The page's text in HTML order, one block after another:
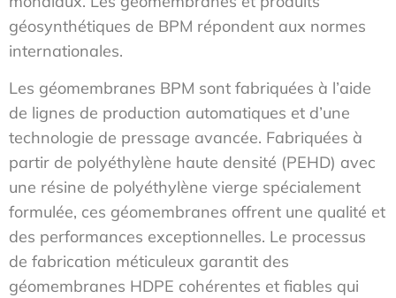
géosynthétiques de BPM répondent aux normes
internationales.
Les géomembranes BPM sont fabriquées à l’aide
de lignes de production automatiques et d’une
technologie de pressage avancée. Fabriquées à
partir de polyéthylène haute densité (PEHD) avec
une résine de polyéthylène vierge spécialement
formulée, ces géomembranes offrent une qualité et
des performances exceptionnelles. Le processus
de fabrication méticuleux garantit des
géomembranes HDPE cohérentes et fiables qui